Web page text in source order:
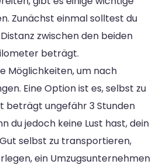
Zunächst einmal solltest du
zwischen den beiden
beträgt.
Möglichkeiten, um nach
Eine Option ist es, selbst zu
beträgt ungefähr 3 Stunden
du jedoch keine Lust hast, dein
selbst zu transportieren,
ein Umzugsunternehmen